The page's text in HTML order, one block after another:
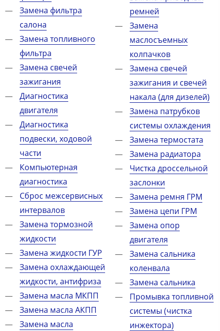
Замена фильтра
салона
Замена топливного
фильтра
Замена свечей
зажигания
Диагностика
двигателя
Диагностика
подвески, ходовой
части
Компьютерная
диагностика
Сброс межсервисных
интервалов
Замена тормозной
жидкости
Замена жидкости ГУР
Замена охлаждающей
жидкости, антифриза
Замена масла МКПП
Замена масла АКПП
Замена масла
ремней
Замена
маслосъемных
колпачков
Замена свечей
зажигания и свечей
накала (для дизелей)
Замена патрубков
системы охлаждения
Замена термостата
Замена радиатора
Чистка дроссельной
заслонки
Замена ремня ГРМ
Замена цепи ГРМ
Замена опор
двигателя
Замена сальника
коленвала
Замена сальника
Промывка топливной
системы (чистка
инжектора)